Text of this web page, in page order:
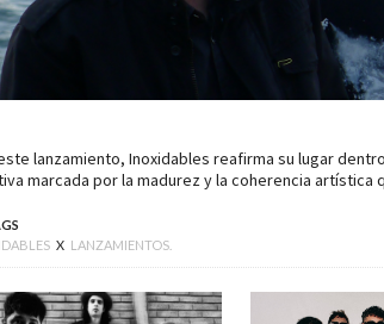
lanzamiento, Inoxidables reafirma su lugar
marcada por la madurez y la coherencia artística
X LANZAMIENTOS.